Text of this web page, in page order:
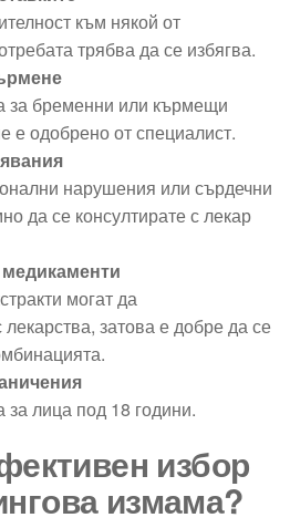
към някой от
трябва да се избягва.
за бременни или кърмещи
е одобрено от специалист.
нарушения или сърдечни
да се консултирате с лекар
могат да
затова е добре да се
лица под 18 години.
избор
измама?